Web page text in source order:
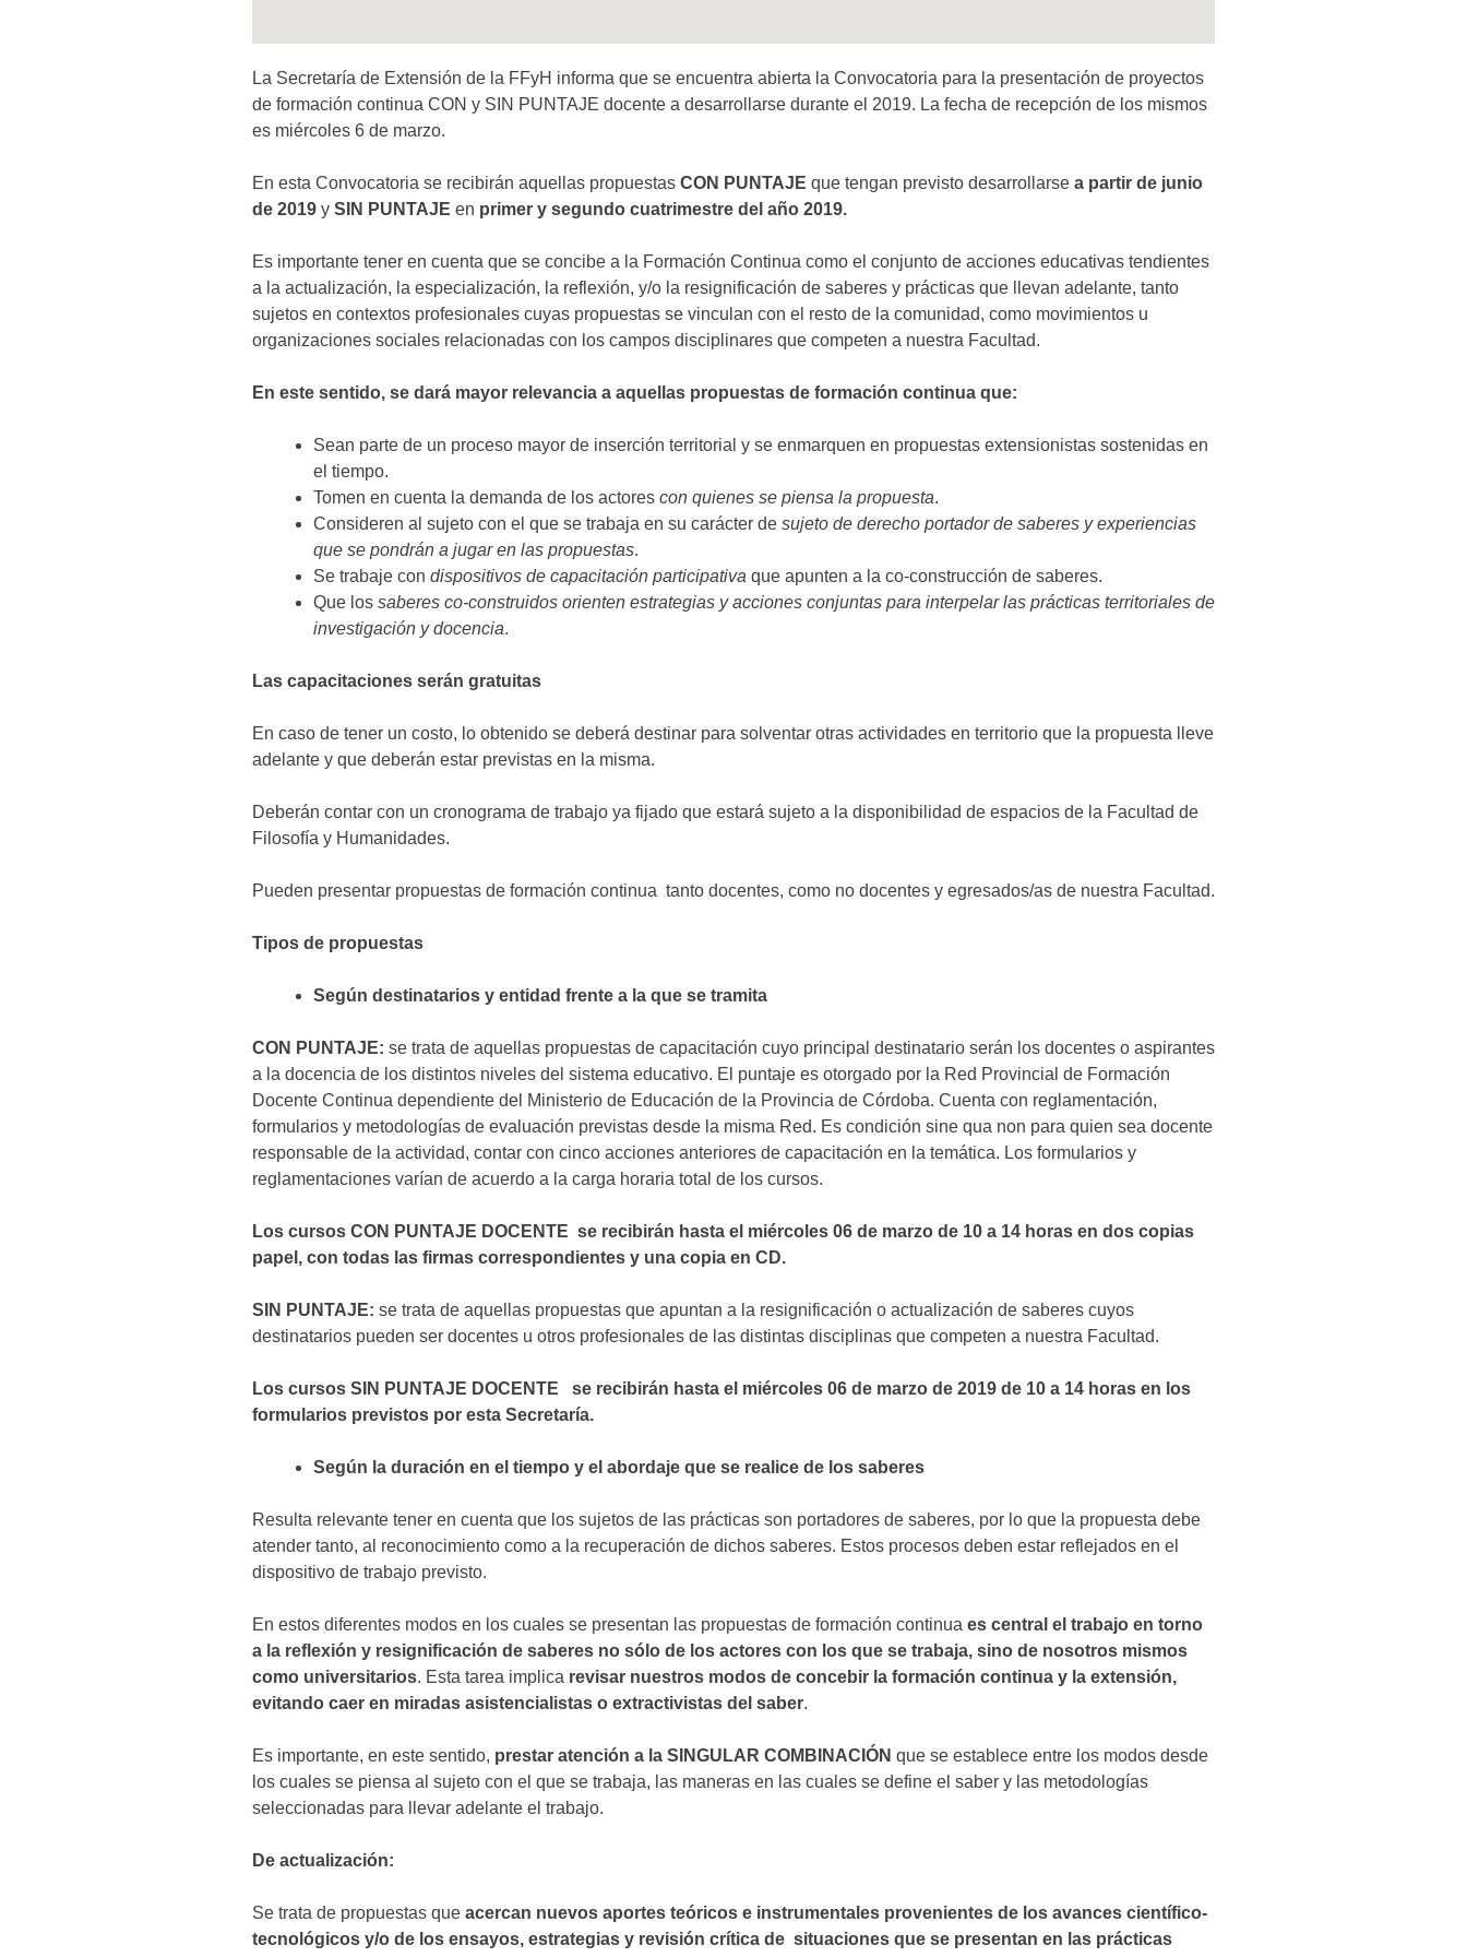
La Secretaría de Extensión de la FFyH informa que se encuentra abierta la Convocatoria para la presentación de proyectos
de formación continua CON y SIN PUNTAJE docente a desarrollarse durante el 2019. La fecha de recepción de los mismos
es miércoles 6 de marzo.
En esta Convocatoria se recibirán aquellas propuestas CON PUNTAJE que tengan previsto desarrollarse a partir de junio
de 2019 y SIN PUNTAJE en primer y segundo cuatrimestre del año 2019.
Es importante tener en cuenta que se concibe a la Formación Continua como el conjunto de acciones educativas tendientes
a la actualización, la especialización, la reflexión, y/o la resignificación de saberes y prácticas que llevan adelante, tanto
sujetos en contextos profesionales cuyas propuestas se vinculan con el resto de la comunidad, como movimientos u
organizaciones sociales relacionadas con los campos disciplinares que competen a nuestra Facultad.
En este sentido, se dará mayor relevancia a aquellas propuestas de formación continua que:
Sean parte de un proceso mayor de inserción territorial y se enmarquen en propuestas extensionistas sostenidas en
el tiempo.
Tomen en cuenta la demanda de los actores con quienes se piensa la propuesta.
Consideren al sujeto con el que se trabaja en su carácter de sujeto de derecho portador de saberes y experiencias
que se pondrán a jugar en las propuestas.
Se trabaje con dispositivos de capacitación participativa que apunten a la co-construcción de saberes.
Que los saberes co-construidos orienten estrategias y acciones conjuntas para interpelar las prácticas territoriales de
investigación y docencia.
Las capacitaciones serán gratuitas
En caso de tener un costo, lo obtenido se deberá destinar para solventar otras actividades en territorio que la propuesta lleve
adelante y que deberán estar previstas en la misma.
Deberán contar con un cronograma de trabajo ya fijado que estará sujeto a la disponibilidad de espacios de la Facultad de
Filosofía y Humanidades.
Pueden presentar propuestas de formación continua tanto docentes, como no docentes y egresados/as de nuestra Facultad.
Tipos de propuestas
Según destinatarios y entidad frente a la que se tramita
CON PUNTAJE: se trata de aquellas propuestas de capacitación cuyo principal destinatario serán los docentes o aspirantes
a la docencia de los distintos niveles del sistema educativo. El puntaje es otorgado por la Red Provincial de Formación
Docente Continua dependiente del Ministerio de Educación de la Provincia de Córdoba. Cuenta con reglamentación,
formularios y metodologías de evaluación previstas desde la misma Red. Es condición sine qua non para quien sea docente
responsable de la actividad, contar con cinco acciones anteriores de capacitación en la temática. Los formularios y
reglamentaciones varían de acuerdo a la carga horaria total de los cursos.
Los cursos CON PUNTAJE DOCENTE se recibirán hasta e l miércoles 06 de marzo de 10 a 14 horas en dos copias
papel, con todas las firmas correspondientes y una copia en CD.
SIN PUNTAJE: se trata de aquellas propuestas que apuntan a la resignificación o actualización de saberes cuyos
destinatarios pueden ser docentes u otros profesionales de las distintas disciplinas que competen a nuestra Facultad.
Los cursos SIN PUNTAJE DOCENTE se recibirán hasta el miércoles 06 de marzo de 2019 de 10 a 14 horas en los
formularios previstos por esta Secretaría.
Según la duración en el tiempo y el abordaje que se realice de los saberes
Resulta relevante tener en cuenta que los sujetos de las prácticas son portadores de saberes, por lo que la propuesta debe
atender tanto, al reconocimiento como a la recuperación de dichos saberes. Estos procesos deben estar reflejados en el
dispositivo de trabajo previsto.
En estos diferentes modos en los cuales se presentan las propuestas de formación continua es central el trabajo en torno
a la reflexión y resignificación de saberes no sólo de los actores con los que se trabaja, sino de nosotros mismos
como universitarios. Esta tarea implica revisar nuestros modos de concebir la formación continua y la extensión,
evitando caer en miradas asistencialistas o extractivistas del saber.
Es importante, en este sentido, prestar atención a la SINGULAR COMBINACIÓN que se establece entre los modos desde
los cuales se piensa al sujeto con el que se trabaja, las maneras en las cuales se define el saber y las metodologías
seleccionadas para llevar adelante el trabajo.
De actualización:
Se trata de propuestas que acercan nuevos aportes teóricos e instrumentales provenientes de los avances científico-
tecnológicos y/o de los ensayos, estrategias y revisión crítica de situaciones que se presentan en las prácticas